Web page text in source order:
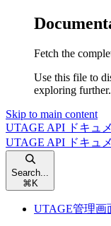
Fetch the
Use this file to
exploring further.
Skip to main content
UTAGE API ドキュ
UTAGE API ドキュ
Search...
⌘ K
UTAGE管理画